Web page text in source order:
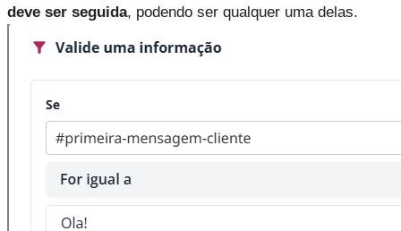
deve ser seguida, podendo ser qualquer uma delas.